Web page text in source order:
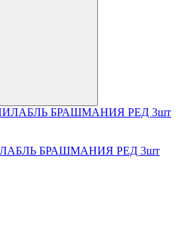
БРАШМАНИЯ РЕД 3шт